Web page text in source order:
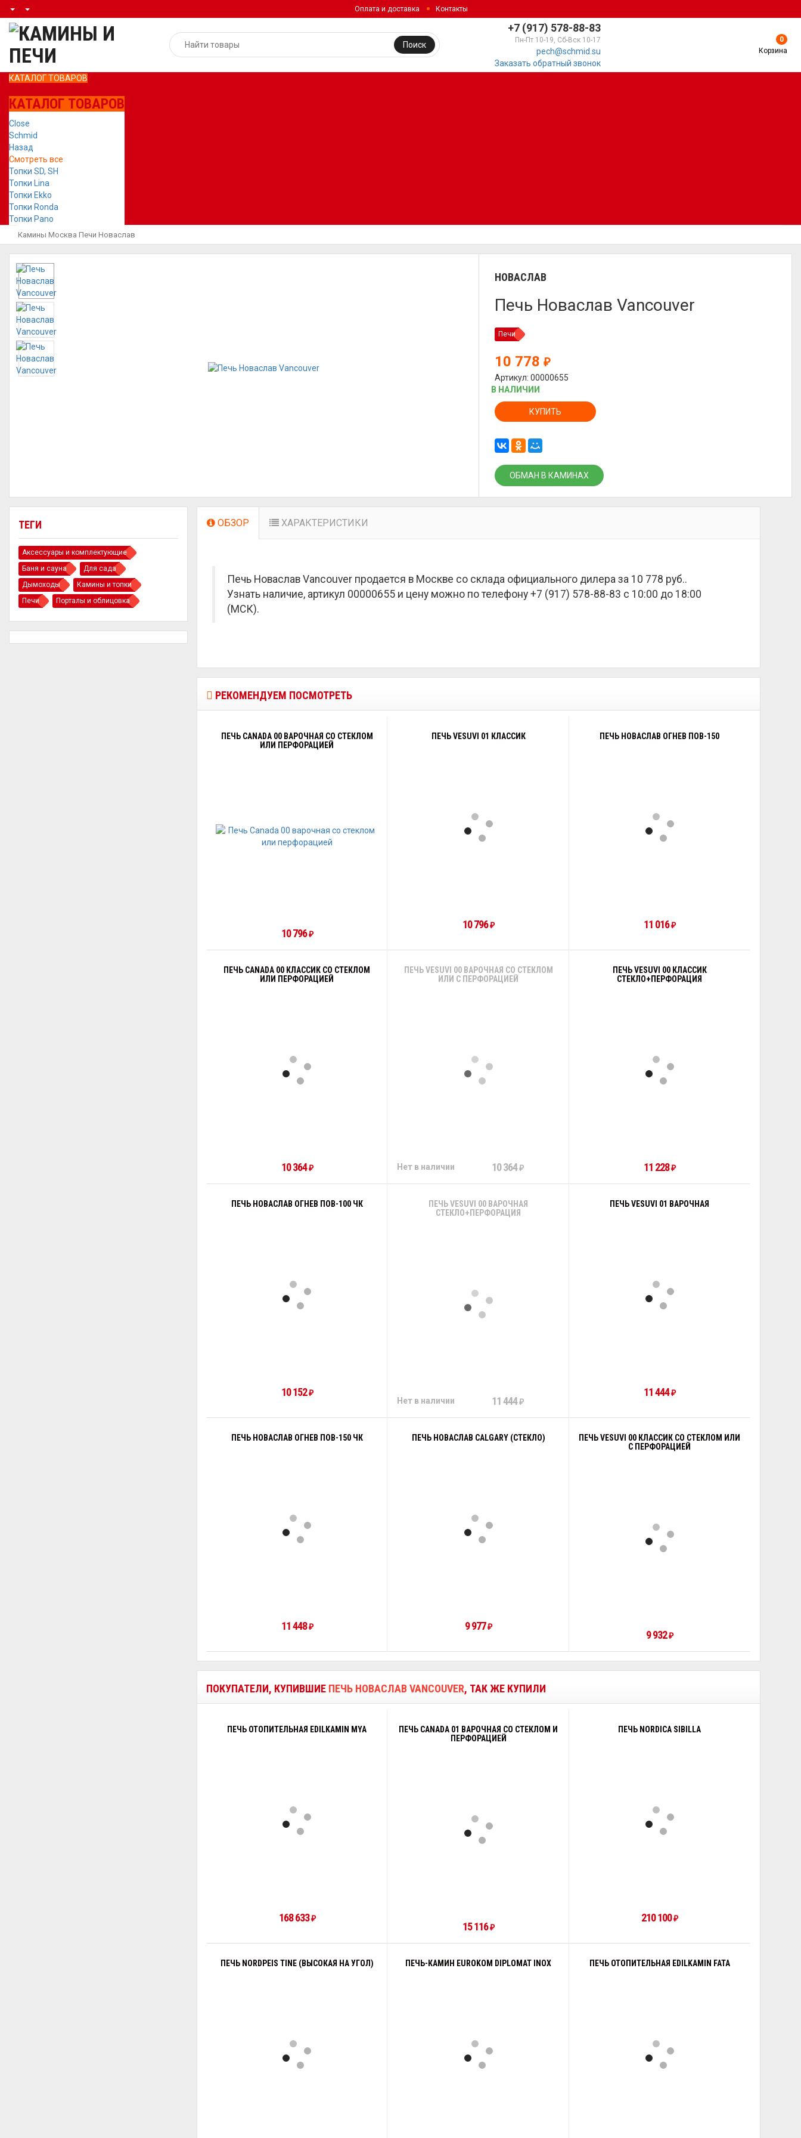
Оплата и доставка Контакты
+7 (917) 578-88-83
Пн-Пт 10-19, Сб-Вск 10-17
pech@schmid.su
Заказать обратный звонок
Поиск
0
Корзина
КАТАЛОГ ТОВАРОВ
КАТАЛОГ ТОВАРОВ
Close
Schmid
Назад
Смотреть все
Топки SD, SH
Топки Lina
Топки Ekko
Топки Ronda
Топки Pano
Камины Москва Печи Новаслав
НОВАСЛАВ
Печь Новаслав Vancouver
Печи
10 778₽
Артикул: 00000655
В НАЛИЧИИ
КУПИТЬ
ОБМАН В КАМИНАХ
ТЕГИ
Аксессуары и комплектующие
Баня и сауна
Для сада
Дымоходы
Камины и топки
Печи
Порталы и облицовка
ОБЗОР ХАРАКТЕРИСТИКИ
Печь Новаслав Vancouver продается в Москве со склада официального дилера за 10 778 руб..
Узнать наличие, артикул 00000655 и цену можно по телефону +7 (917) 578-88-83 с 10:00 до 18:00
(МСК).
РЕКОМЕНДУЕМ ПОСМОТРЕТЬ
ПЕЧЬ CANADA 00 ВАРОЧНАЯ СО СТЕКЛОМ
ИЛИ ПЕРФОРАЦИЕЙ
10 796₽
ПЕЧЬ VESUVI 01 КЛАССИК
10 796₽
ПЕЧЬ НОВАСЛАВ ОГНЕВ ПОВ-150
11 016₽
ПЕЧЬ CANADA 00 КЛАССИК СО СТЕКЛОМ
ИЛИ ПЕРФОРАЦИЕЙ
10 364₽
ПЕЧЬ VESUVI 00 ВАРОЧНАЯ СО СТЕКЛОМ
ИЛИ С ПЕРФОРАЦИЕЙ
Нет в наличии 10 364₽
ПЕЧЬ VESUVI 00 КЛАССИК
СТЕКЛО+ПЕРФОРАЦИЯ
11 228₽
ПЕЧЬ НОВАСЛАВ ОГНЕВ ПОВ-100 ЧК
10 152₽
ПЕЧЬ VESUVI 00 ВАРОЧНАЯ
СТЕКЛО+ПЕРФОРАЦИЯ
Нет в наличии 11 444₽
ПЕЧЬ VESUVI 01 ВАРОЧНАЯ
11 444₽
ПЕЧЬ НОВАСЛАВ ОГНЕВ ПОВ-150 ЧК
11 448₽
ПЕЧЬ НОВАСЛАВ CALGARY (СТЕКЛО)
9 977₽
ПЕЧЬ VESUVI 00 КЛАССИК СО СТЕКЛОМ ИЛИ
С ПЕРФОРАЦИЕЙ
9 932₽
ПОКУПАТЕЛИ, КУПИВШИЕ ПЕЧЬ НОВАСЛАВ VANCOUVER, ТАК ЖЕ КУПИЛИ
ПЕЧЬ ОТОПИТЕЛЬНАЯ EDILKAMIN MYA
168 633₽
ПЕЧЬ CANADA 01 ВАРОЧНАЯ СО СТЕКЛОМ И
ПЕРФОРАЦИЕЙ
15 116₽
ПЕЧЬ NORDICA SIBILLA
210 100₽
ПЕЧЬ NORDPEIS TINE (ВЫСОКАЯ НА УГОЛ) ПЕЧЬ-КАМИН EUROKOM DIPLOMAT INOX ПЕЧЬ ОТОПИТЕЛЬНАЯ EDILKAMIN FATA